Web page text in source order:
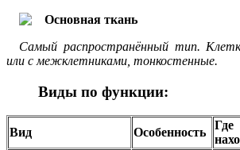
Самый распространённый тип.
или с межклетниками, тонкостенные.
Виды по функции:
Вид Особенность
Где